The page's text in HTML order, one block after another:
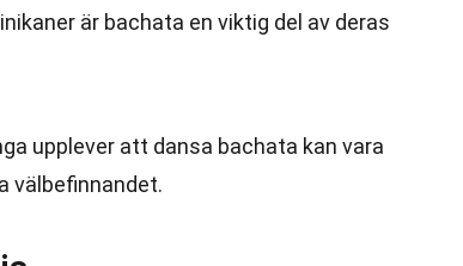
är bachata en viktig del av deras
upplever att dansa bachata kan vara
välbefinnandet.